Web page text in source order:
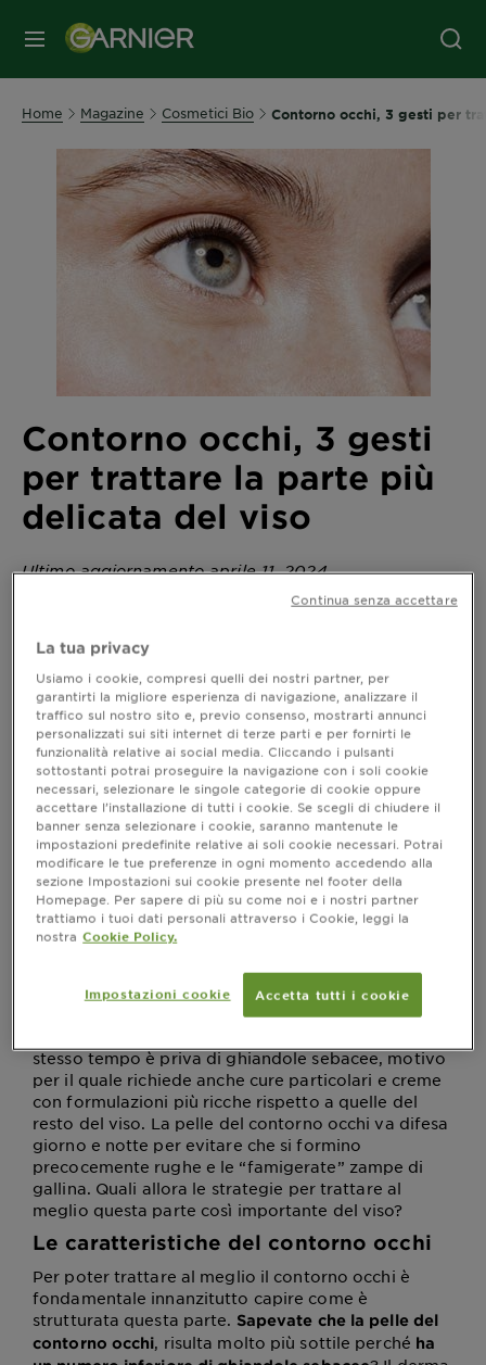
MENU
Home Magazine Cosmetici Bio Contorno occhi, 3 gesti per
Contorno occhi, 3 gesti
per trattare la parte più
delicata del viso
Ultimo aggiornamento aprile 11, 2024
Come curare il contorno occhi: consigli utili per
per trattare una parte del viso particolare.
Contorno occhi, 3 gesti per trattare la
parte più delicata del viso
Il nostro sguardo, i nostri occhi, sono la parte
caratterizzante del viso e allo stesso tempo quella
più delicata ed esposta agli agenti esterni. I capelli
infatti possono essere protetti dal cappello, la pelle
delle mani dai guanti: il viso è l’unica parte che non
può essere coperta ed in particolare ilcontorno
occhi. Ecco perché ha bisogno di un’attenzione
ancora maggiore.
di quella di tutto il resto del
viso, è quella più esposta agli agenti esterni come
freddo, vento, caldo e soprattutto il sole, con i suoi
stesso tempo è priva di ghiandole sebacee, motivo
per il quale richiede anche cure particolari e creme
con formulazioni più ricche rispetto a quelle del
resto del viso. La pelle del contorno occhi va difesa
giorno e notte per evitare che si formino
precocemente rughe e le “famigerate” zampe di
gallina. Quali allora le strategie per trattare al
meglio questa parte così importante del viso?
Le caratteristiche del contorno occhi
Per poter trattare al meglio il contorno occhi è
fondamentale innanzitutto capire come è
strutturata questa parte. Sapevate che la pelle del
contorno occhi, risulta molto più sottile perché ha
La tua privacy
Usiamo i cookie, compresi quelli dei nostri partner, per
garantirti la migliore esperienza di navigazione, analizzare il
traffico sul nostro sito e, previo consenso, mostrarti annunci
personalizzati sui siti internet di terze parti e per fornirti le
funzionalità relative ai social media. Cliccando i pulsanti
sottostanti potrai proseguire la navigazione con i soli cookie
necessari, selezionare le singole categorie di cookie oppure
accettare l’installazione di tutti i cookie. Se scegli di chiudere il
banner senza selezionare i cookie, saranno mantenute le
impostazioni predefinite relative ai soli cookie necessari. Potrai
modificare le tue preferenze in ogni momento accedendo alla
sezione Impostazioni sui cookie presente nel footer della
Homepage. Per sapere di più su come noi e i nostri partner
trattiamo i tuoi dati personali attraverso i Cookie, leggi la
nostra Cookie Policy.
Impostazioni cookie Accetta tutti i cookie
Continua senza accettare